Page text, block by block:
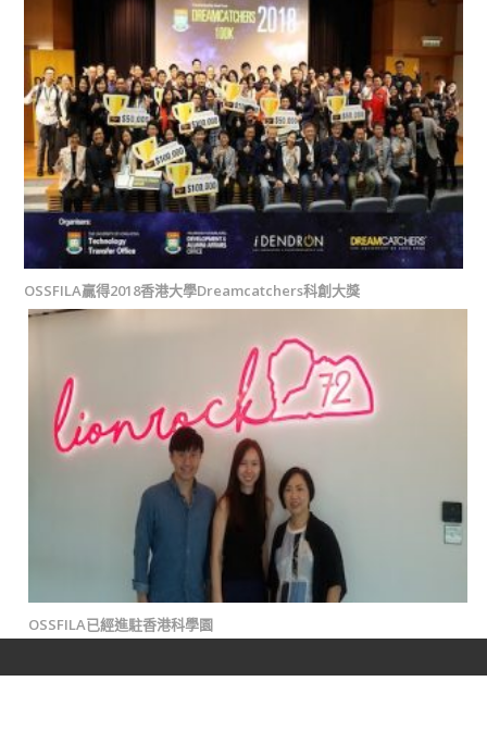
OSSFILA贏得2018香港大學Dreamcatchers科創大獎
OSSFILA已經進駐香港科學園